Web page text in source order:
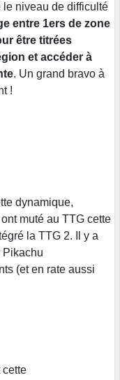
le niveau de difficulté
entre 1ers de zone
être titrées
et accéder à
. Un grand bravo à
!
dynamique,
muté au TTG cette
la TTG 2. Il y a
Pikachu
(et en rate aussi
cette